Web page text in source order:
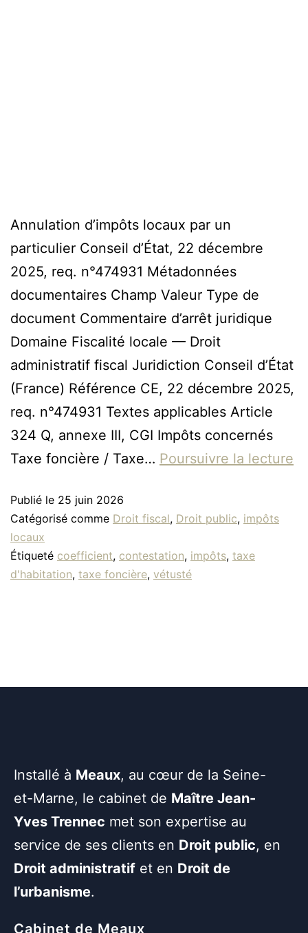
Annulation d’impôts locaux par un
particulier Conseil d’État, 22 décembre
2025, req. n°474931 Métadonnées
documentaires Champ Valeur Type de
document Commentaire d’arrêt juridique
Domaine Fiscalité locale — Droit
administratif fiscal Juridiction Conseil d’État
(France) Référence CE, 22 décembre 2025,
req. n°474931 Textes applicables Article
324 Q, annexe III, CGI Impôts concernés
Taxe foncière / Taxe… Poursuivre la lecture
Publié le 25 juin 2026
Catégorisé comme Droit fiscal, Droit public, impôts
locaux
Étiqueté coefficient, contestation, impôts, taxe
d'habitation, taxe foncière, vétusté
Installé à Meaux, au cœur de la Seine-
et-Marne, le cabinet de Maître Jean-
Yves Trennec met son expertise au
service de ses clients en Droit public, en
Droit administratif et en Droit de
l’urbanisme.
Cabinet de Meaux